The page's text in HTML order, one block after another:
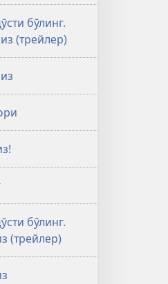
бўлинг.
(трейлер)
бўлинг.
(трейлер)